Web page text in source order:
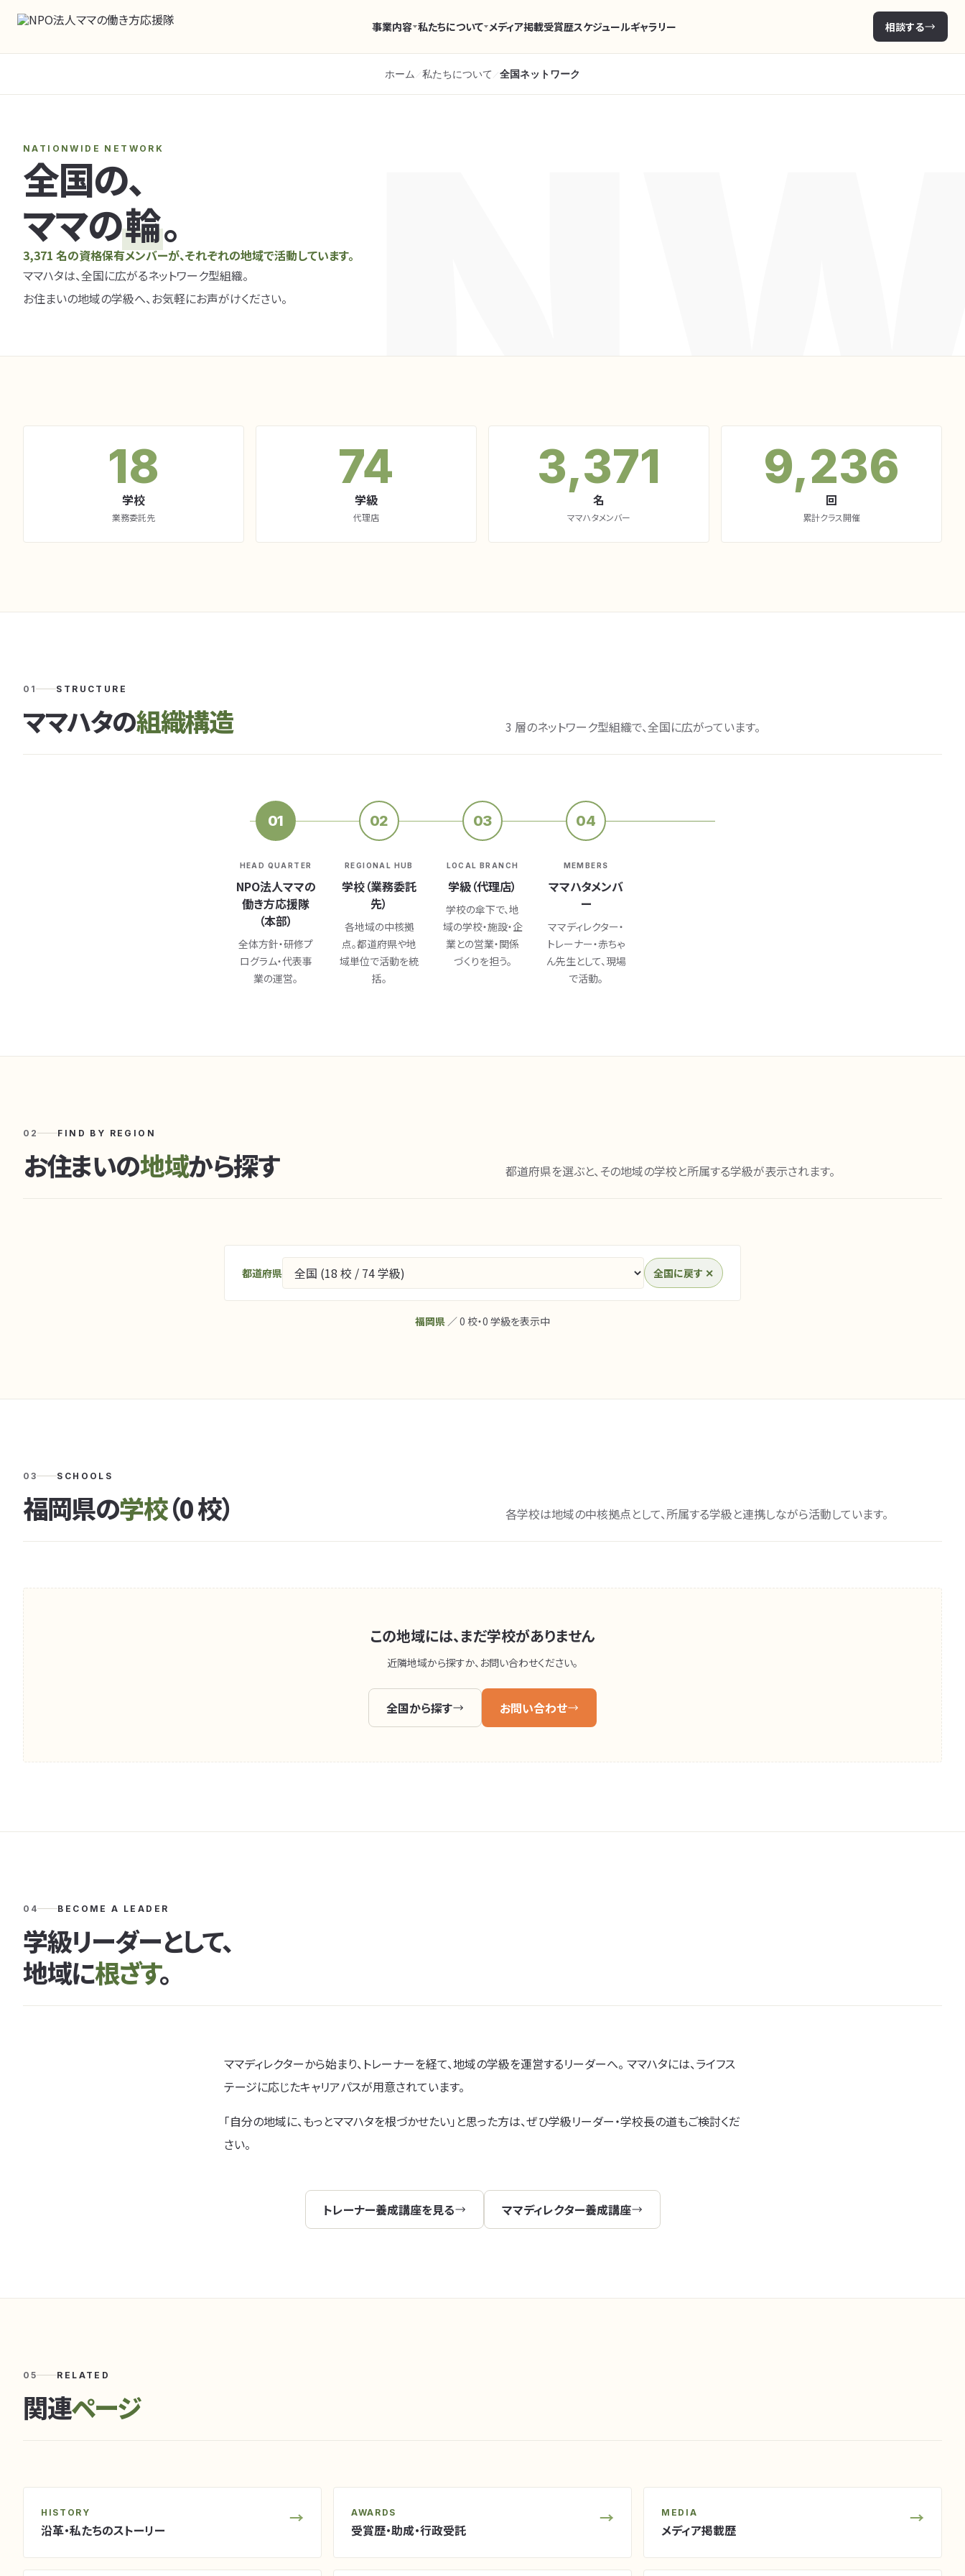
事業内容 私たちについて メディア掲載受賞歴スケジュールギャラリー 相談する
ホーム 私たちについて 全国ネットワーク
NATIONWIDE NETWORK
全国の、
ママの輪。
3,371 名の資格保有メンバーが、それぞれの地域で活動しています。
ママハタは、全国に広がるネットワーク型組織。
お住まいの地域の学級へ、お気軽にお声がけください。
18
学校
業務委託先
74
学級
代理店
3,371
名
ママハタメンバー
9,236
回
累計クラス開催
01 STRUCTURE
ママハタの組織構造 3 層のネットワーク型組織で、全国に広がっています。
01
HEAD QUARTER
NPO法人ママの
働き方応援隊
（本部）
全体方針・研修プ
ログラム・代表事
業の運営。
02
REGIONAL HUB
学校（業務委託
先）
各地域の中核拠
点。都道府県や地
域単位で活動を統
括。
03
LOCAL BRANCH
学級（代理店）
学校の傘下で、地
域の学校・施設・企
業との営業・関係
づくりを担う。
04
MEMBERS
ママハタメンバ
ー
ママディレクター・
トレーナー・赤ちゃ
ん先生として、現場
で活動。
02 FIND BY REGION
お住まいの地域から探す 都道府県を選ぶと、その地域の学校と所属する学級が表示されます。
都道府県 全国に戻す ✕
福岡県 ／ 0 校・0 学級を表示中
03 SCHOOLS
福岡県の学校（0 校） 各学校は地域の中核拠点として、所属する学級と連携しながら活動しています。
この地域には、まだ学校がありません
近隣地域から探すか、お問い合わせください。
全国から探す お問い合わせ
04 BECOME A LEADER
学級リーダーとして、
地域に根ざす。
ママディレクターから始まり、トレーナーを経て、地域の学級を運営するリーダーへ。 ママハタには、ライフス
テージに応じたキャリアパスが用意されています。
「自分の地域に、もっとママハタを根づかせたい」と思った方は、ぜひ学級リーダー・学校長の道もご検討くだ
さい。
トレーナー養成講座を見る ママディレクター養成講座
05 RELATED
関連ページ
HISTORY
沿革・私たちのストーリー
→ AWARDS
受賞歴・助成・行政受託
→ MEDIA
メディア掲載歴
→